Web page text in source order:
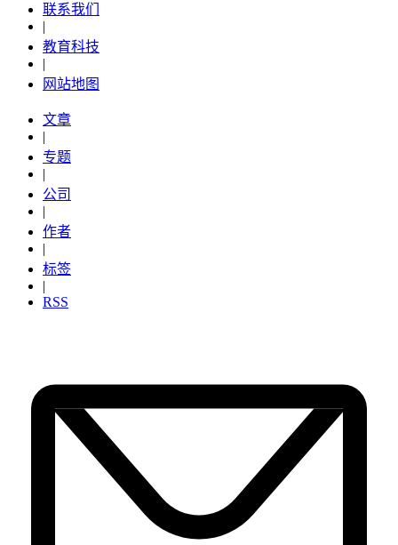
联系我们
|
教育科技
|
网站地图
文章
|
专题
|
公司
|
作者
|
标签
|
RSS